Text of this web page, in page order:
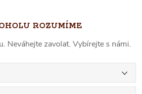
ROZUMÍME
Neváhejte zavolat. Vybírejte s námi.